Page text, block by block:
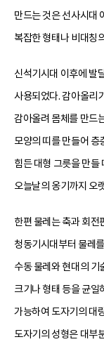
만드는 것은 선사시대
복잡한 형태나 비대칭
신석기시대 이후에 발
사용되었다. 감아올리
감아올려 몸체를 만드
모양의 띠를 만들어 층
힘든 대형 그릇을 만들
오늘날의 옹기까지 오
한편 물레는 축과 회
청동기시대부터 물레
수동 물레와 현대의 기
크기나 형태 등을 균일
가능하여 도자기의 대
도자기의 성형은 대부